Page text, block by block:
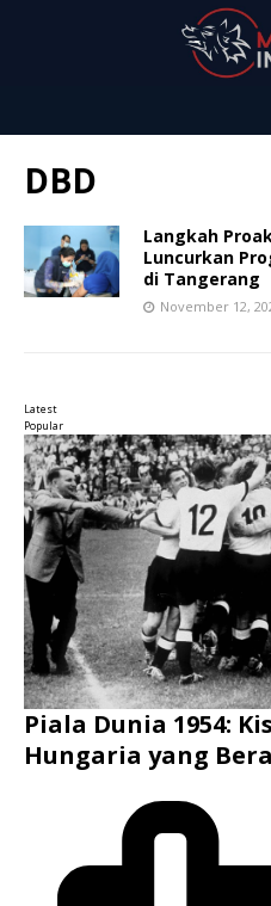
DBD
Langkah
Luncurkan
di Tangerang
November 12,
Latest
Popular
Piala Dunia 1954:
Hungaria yang